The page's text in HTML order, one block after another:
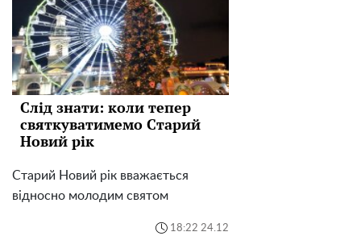
Слід знати: коли тепер
святкуватимемо Старий
Новий рік
Старий Новий рік вважається
відносно молодим святом
18:22 24.12